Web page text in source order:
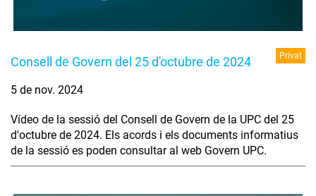
Consell de Govern del 25 d'octubre de 2024 Privat
5 de nov. 2024
Vídeo de la sessió del Consell de Govern de la UPC del 25
d'octubre de 2024. Els acords i els documents informatius
de la sessió es poden consultar al web Govern UPC.